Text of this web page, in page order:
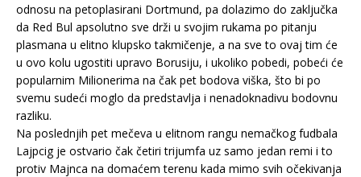
odnosu na petoplasirani Dortmund, pa dolazimo do zaključka
da Red Bul apsolutno sve drži u svojim rukama po pitanju
plasmana u elitno klupsko takmičenje, a na sve to ovaj tim će
u ovo kolu ugostiti upravo Borusiju, i ukoliko pobedi, pobeći će
popularnim Milionerima na čak pet bodova viška, što bi po
svemu sudeći moglo da predstavlja i nenadoknadivu bodovnu
razliku.
Na poslednjih pet mečeva u elitnom rangu nemačkog fudbala
Lajpcig je ostvario čak četiri trijumfa uz samo jedan remi i to
protiv Majnca na domaćem terenu kada mimo svih očekivanja